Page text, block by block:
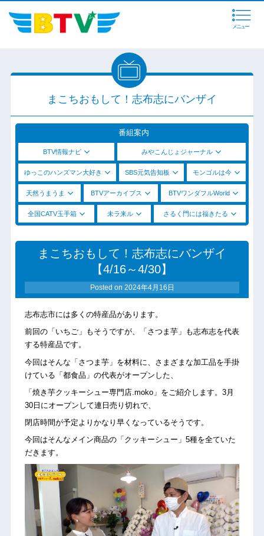
メニュー
まこちおもして！志布志にバンザイ
番組案内
BTV情報ナビ みやこんじょジャーナル
ゆっこのハンズマン大好き SBS元気告知板 モンゴルは今
天然うまうま BTVアーカイブス BTVワンダフルWorld
全国CATV玉手箱 未ラ来ル さるく門には福きたる
まこちおもして！志布志にバンザイ
【4/16～4/30】
Posted on 2024年4月16日
志布志市には多くの特産品があります。
前回の「いちご」もそうですが、「さつま芋」も志布志を代表
する特産品です。
今回はそんな「さつま芋」を材料に、さまざまな加工品を手掛
けている「都食品」の代表がオープンした、
「焼き芋クッキーシュー専門店.moko」をご紹介します。3月
30日にオープンして連日売り切れで、
閉店時間が予定よりかなり早くなっているそうです。
今回はそんなメイン商品の「クッキーシュー」5種を全ていた
だきます。